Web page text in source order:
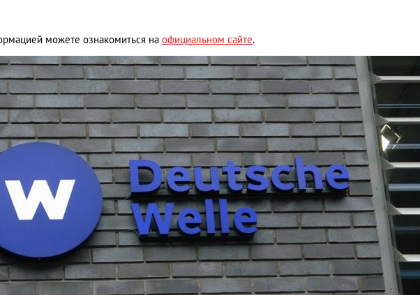
можете ознакомиться на официальном сайте.